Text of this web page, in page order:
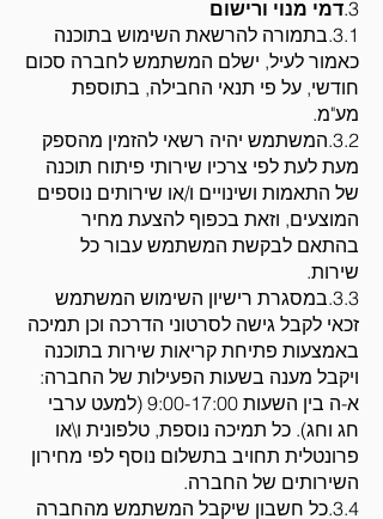
3. דמי מנוי ורישום
3.1.בתמורה להרשאת השימוש בתוכנה
כאמור לעיל, ישלם המשתמש לחברה סכום
חודשי, על פי תנאי החבילה, בתוספת
מע"מ.
3.2.המשתמש יהיה רשאי להזמין מהספק
מעת לעת לפי צרכיו שירותי פיתוח תוכנה
של התאמות ושינויים ו/או שירותים נוספים
המוצעים, וזאת בכפוף להצעת מחיר
בהתאם לבקשת המשתמש עבור כל
שירות.
3.3.במסגרת רישיון השימוש המשתמש
זכאי לקבל גישה לסרטוני הדרכה וכן תמיכה
באמצעות פתיחת קריאות שירות בתוכנה
ויקבל מענה בשעות הפעילות של החברה:
א-ה בין השעות 9:00-17:00 (למעט ערבי
חג וחג). כל תמיכה נוספת, טלפונית ו\או
פרונטלית תחויב בתשלום נוסף לפי מחירון
השירותים של החברה.
3.4.כל חשבון שיקבל המשתמש מהחברה